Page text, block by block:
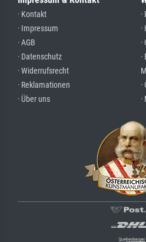
· Kontakt
· Impressum
· AGB
· Datenschutz
· Widerrufsrecht
· Reklamationen
· Über uns